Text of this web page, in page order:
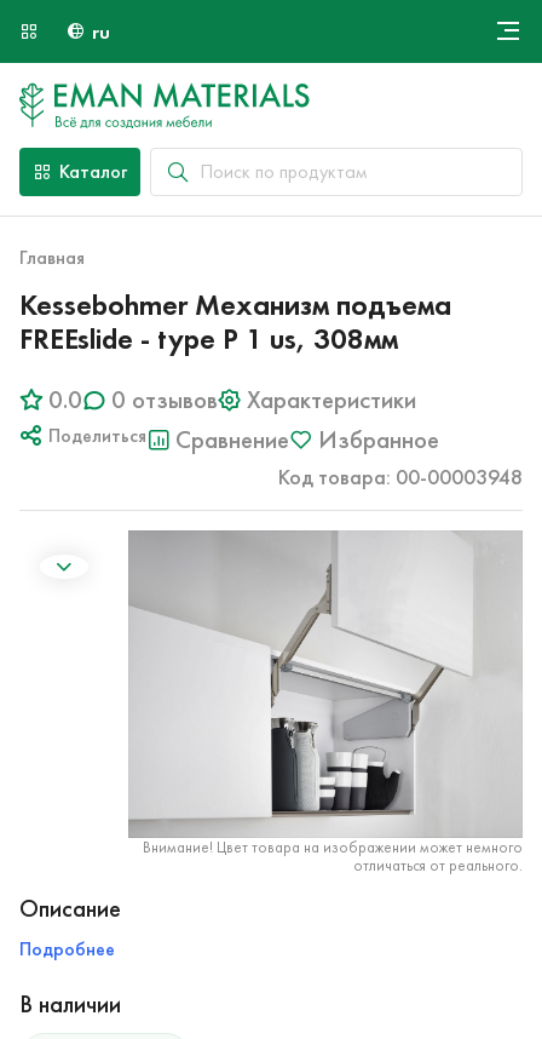
ru
Оплата и доставка
Каталог
Главная
Kessebohmer Механизм подъема
FREEslide - type P 1 us, 308мм
0.0 0 отзывов Характеристики
Поделиться Сравнение Избранное
Код товара: 00-00003948
Внимание! Цвет товара на изображении может немного
отличаться от реального.
Описание
Подробнее
В наличии